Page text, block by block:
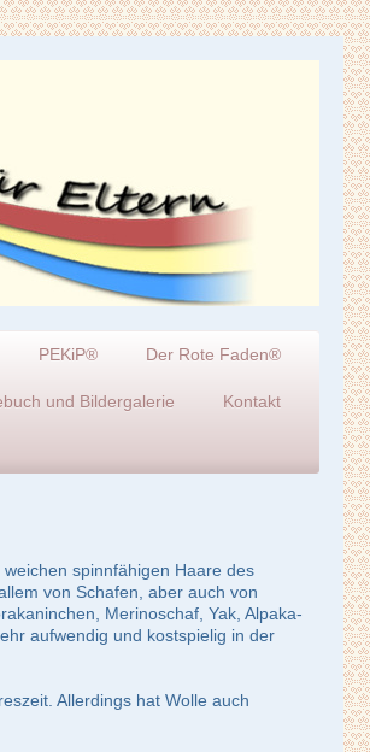
PEKiP® Der Rote Faden®
und Bildergalerie Kontakt
spinnfähigen Haare des
von Schafen, aber auch von
Merinoschaf, Yak, Alpaka-
aufwendig und kostspielig in der
Allerdings hat Wolle auch